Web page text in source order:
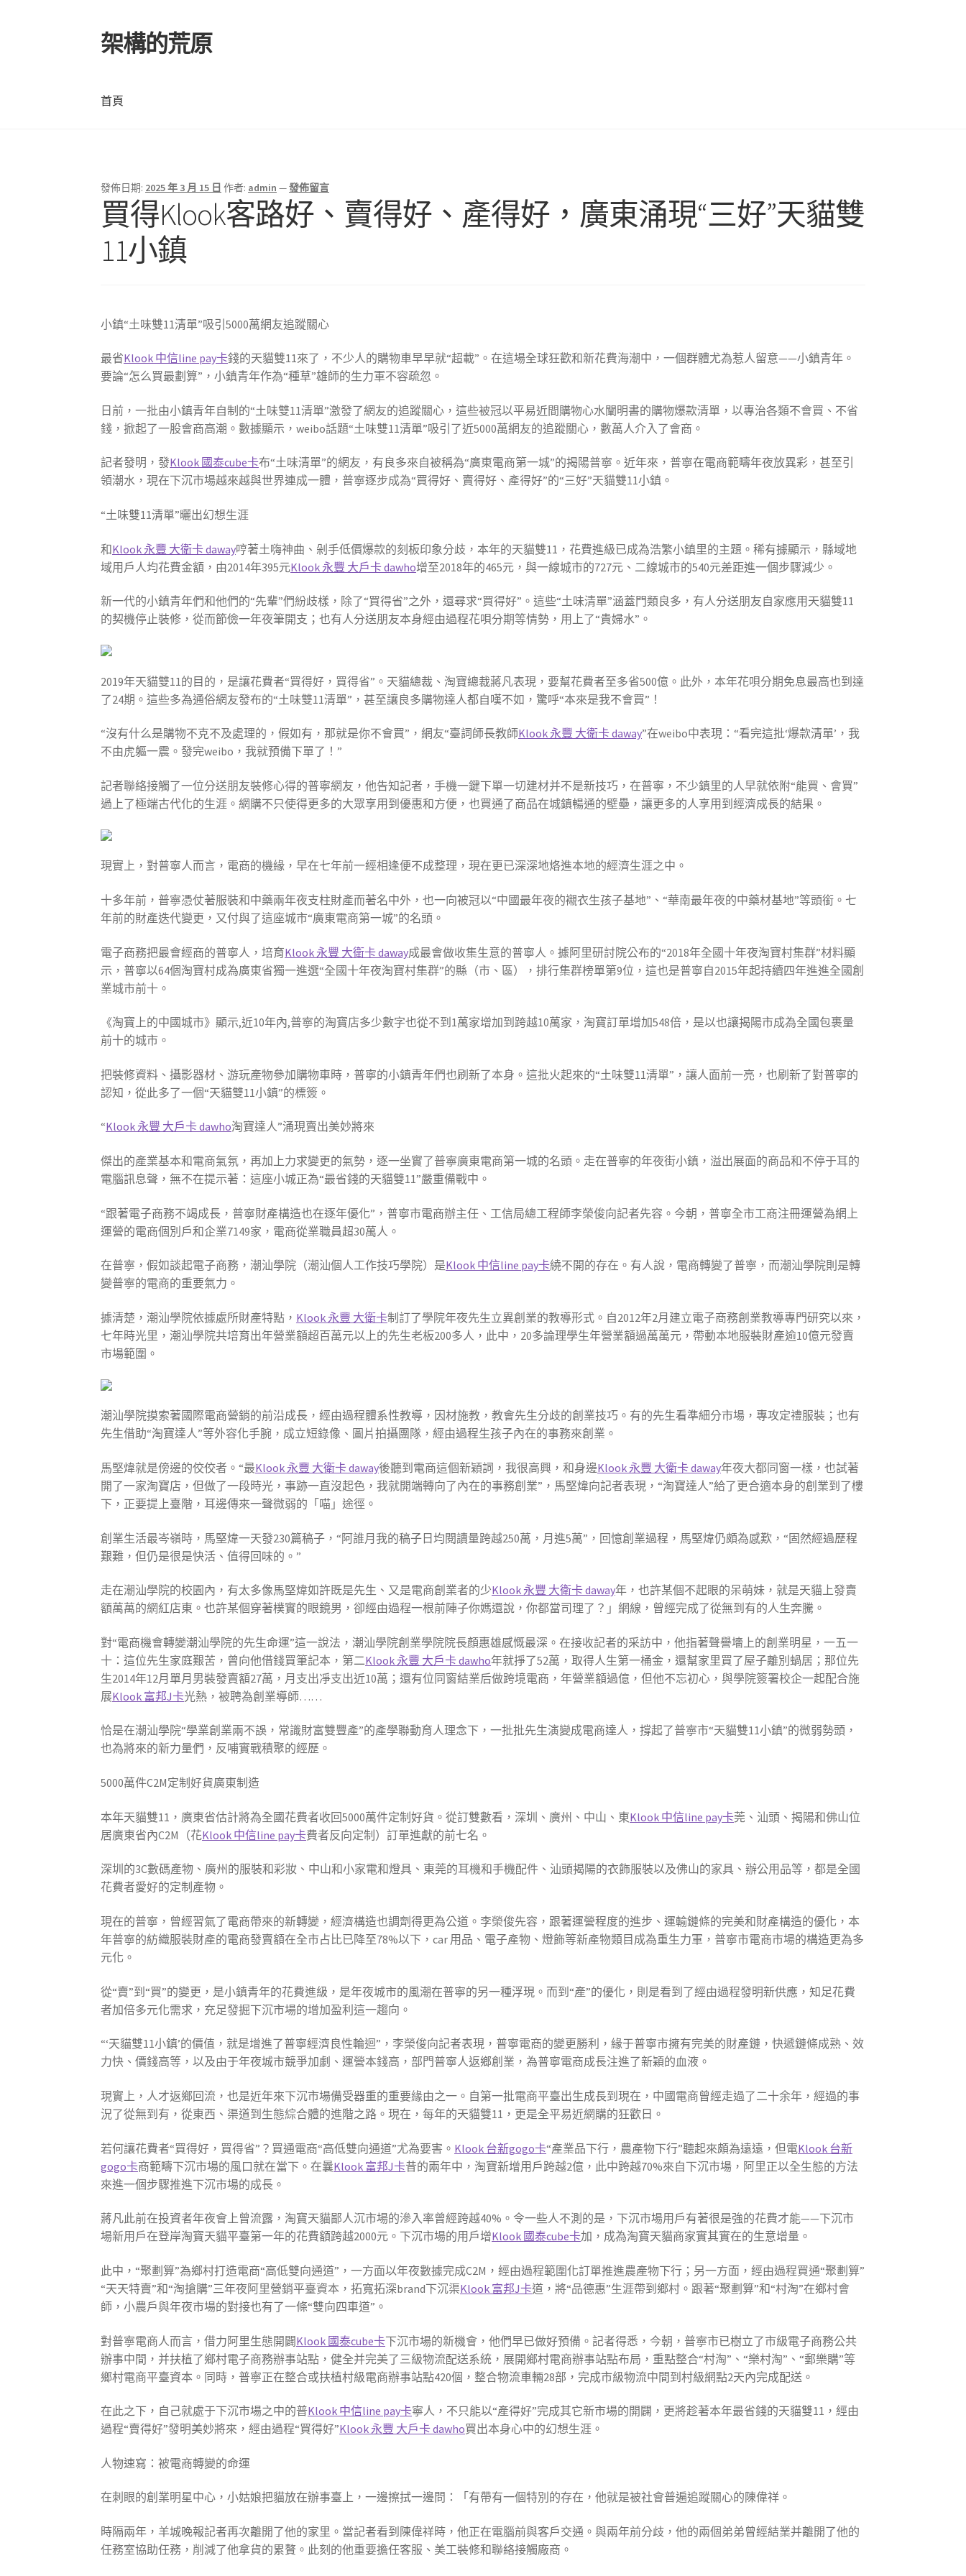
跳
至
覽
列
跳
至
要
內
架構的荒原
首頁
發佈日期: 2025 年 3 月 15 日 作者: admin —發佈留言
​買得Klook客路好、賣得好、產得好，廣東涌現“三好”天貓雙
11小鎮
小鎮“土味雙11清單”吸引5000萬網友追蹤關心
最省Klook 中信line pay卡錢的天貓雙11來了，不少人的購物車早早就“超載”。在這場全球狂歡和新花費海潮中，一個群體尤為惹人留意——小鎮青年。
要論“怎么買最劃算”，小鎮青年作為“種草”雄師的生力軍不容疏忽。
日前，一批由小鎮青年自制的“土味雙11清單”激發了網友的追蹤關心，這些被冠以平易近間購物心水闡明書的購物爆款清單，以專治各類不會買、不省
錢，掀起了一股會商高潮。數據顯示，weibo話題“土味雙11清單”吸引了近5000萬網友的追蹤關心，數萬人介入了會商。
記者發明，發Klook 國泰cube卡布“土味清單”的網友，有良多來自被稱為“廣東電商第一城”的揭陽普寧。近年來，普寧在電商範疇年夜放異彩，甚至引
領潮水，現在下沉市場越來越與世界連成一體，普寧逐步成為“買得好、賣得好、產得好”的“三好”天貓雙11小鎮。
“土味雙11清單”曬出幻想生涯
和Klook 永豐 大衛卡 daway哼著土嗨神曲、剁手低價爆款的刻板印象分歧，本年的天貓雙11，花費進級已成為浩繁小鎮里的主題。稀有據顯示，縣域地
域用戶人均花費金額，由2014年395元Klook 永豐 大戶卡 dawho增至2018年的465元，與一線城市的727元、二線城市的540元差距進一個步驟減少。
新一代的小鎮青年們和他們的“先輩”們紛歧樣，除了“買得省”之外，還尋求“買得好”。這些“土味清單”涵蓋門類良多，有人分送朋友自家應用天貓雙11
的契機停止裝修，從而節儉一年夜筆開支；也有人分送朋友本身經由過程花唄分期等情勢，用上了“貴婦水”。
2019年天貓雙11的目的，是讓花費者“買得好，買得省”。天貓總裁、淘寶總裁蔣凡表現，要幫花費者至多省500億。此外，本年花唄分期免息最高也到達
了24期。這些多為通俗網友發布的“土味雙11清單”，甚至讓良多購物達人都自嘆不如，驚呼“本來是我不會買”！
“沒有什么是購物不克不及處理的，假如有，那就是你不會買”，網友“臺詞師長教師Klook 永豐 大衛卡 daway”在weibo中表現：“看完這批‘爆款清單’，我
不由虎軀一震。發完weibo，我就預備下單了！”
記者聯絡接觸了一位分送朋友裝修心得的普寧網友，他告知記者，手機一鍵下單一切建材并不是新技巧，在普寧，不少鎮里的人早就依附“能買、會買”
過上了極端古代化的生涯。網購不只使得更多的大眾享用到優惠和方便，也買通了商品在城鎮暢通的壁壘，讓更多的人享用到經濟成長的結果。
現實上，對普寧人而言，電商的機緣，早在七年前一經相逢便不成整理，現在更已深深地烙進本地的經濟生涯之中。
十多年前，普寧憑仗著服裝和中藥兩年夜支柱財產而著名中外，也一向被冠以“中國最年夜的襯衣生孩子基地”、“華南最年夜的中藥材基地”等頭銜。七
年前的財產迭代變更，又付與了這座城市“廣東電商第一城”的名頭。
電子商務把最會經商的普寧人，培育Klook 永豐 大衛卡 daway成最會做收集生意的普寧人。據阿里研討院公布的“2018年全國十年夜淘寶村集群”材料顯
示，普寧以64個淘寶村成為廣東省獨一進選“全國十年夜淘寶村集群”的縣（市、區），排行集群榜單第9位，這也是普寧自2015年起持續四年進進全國創
業城市前十。
《淘寶上的中國城市》顯示,近10年內,普寧的淘寶店多少數字也從不到1萬家增加到跨越10萬家，淘寶訂單增加548倍，是以也讓揭陽市成為全國包裹量
前十的城市。
把裝修資料、攝影器材、游玩產物參加購物車時，普寧的小鎮青年們也刷新了本身。這批火起來的“土味雙11清單”，讓人面前一亮，也刷新了對普寧的
認知，從此多了一個“天貓雙11小鎮”的標簽。
“Klook 永豐 大戶卡 dawho淘寶達人”涌現賣出美妙將來
傑出的產業基本和電商氣氛，再加上力求變更的氣勢，逐一坐實了普寧廣東電商第一城的名頭。走在普寧的年夜街小鎮，溢出展面的商品和不停于耳的
電腦訊息聲，無不在提示著：這座小城正為“最省錢的天貓雙11”嚴重備戰中。
“跟著電子商務不竭成長，普寧財產構造也在逐年優化”，普寧市電商辦主任、工信局總工程師李榮俊向記者先容。今朝，普寧全市工商注冊運營為網上
運營的電商個別戶和企業7149家，電商從業職員超30萬人。
在普寧，假如談起電子商務，潮汕學院（潮汕個人工作技巧學院）是Klook 中信line pay卡繞不開的存在。有人說，電商轉變了普寧，而潮汕學院則是轉
變普寧的電商的重要氣力。
據清楚，潮汕學院依據處所財產特點， Klook 永豐 大衛卡制訂了學院年夜先生立異創業的教導形式。自2012年2月建立電子商務創業教導專門研究以來，
七年時光里，潮汕學院共培育出年營業額超百萬元以上的先生老板200多人，此中，20多論理學生年營業額過萬萬元，帶動本地服裝財產逾10億元發賣
市場範圍。
潮汕學院摸索著國際電商營銷的前沿成長，經由過程體系性教導，因材施教，教會先生分歧的創業技巧。有的先生看準細分市場，專攻定禮服裝；也有
先生借助“淘寶達人”等外容化手腕，成立短錄像、圖片拍攝團隊，經由過程生孩子內在的事務來創業。
馬堅煒就是傍邊的佼佼者。“最Klook 永豐 大衛卡 daway後聽到電商這個新穎詞，我很高興，和身邊Klook 永豐 大衛卡 daway年夜大都同窗一樣，也試著
開了一家淘寶店，但做了一段時光，事跡一直沒起色，我就開端轉向了內在的事務創業”，馬堅煒向記者表現，“淘寶達人”給了更合適本身的創業到了樓
下，正要提上臺階，耳邊傳來一聲微弱的「喵」途徑。
創業生活最岑嶺時，馬堅煒一天發230篇稿子，“阿誰月我的稿子日均閱讀量跨越250萬，月進5萬”，回憶創業過程，馬堅煒仍頗為感歎，“固然經過歷程
艱難，但仍是很是快活、值得回味的。”
走在潮汕學院的校園內，有太多像馬堅煒如許既是先生、又是電商創業者的少Klook 永豐 大衛卡 daway年，也許某個不起眼的呆萌妹，就是天貓上發賣
額萬萬的網紅店東。也許某個穿著樸實的眼鏡男，卻經由過程一根前陣子你媽還說，你都當司理了？」網線，曾經完成了從無到有的人生奔騰。
對“電商機會轉變潮汕學院的先生命運”這一說法，潮汕學院創業學院院長顏惠雄感慨最深。在接收記者的采訪中，他指著聲譽墻上的創業明星，一五一
十：這位先生家庭艱苦，曾向他借錢買筆記本，第二Klook 永豐 大戶卡 dawho年就掙了52萬，取得人生第一桶金，還幫家里買了屋子離別蝸居；那位先
生2014年12月單月男裝發賣額27萬，月支出凈支出近10萬；還有位同窗結業后做跨境電商，年營業額過億，但他不忘初心，與學院簽署校企一起配合施
展Klook 富邦J卡光熱，被聘為創業導師……
恰是在潮汕學院“學業創業兩不誤，常識財富雙豐產”的產學聯動育人理念下，一批批先生演變成電商達人，撐起了普寧市“天貓雙11小鎮”的微弱勢頭，
也為將來的新力量們，反哺實戰積聚的經歷。
5000萬件C2M定制好貨廣東制造
本年天貓雙11，廣東省估計將為全國花費者收回5000萬件定制好貨。從訂雙數看，深圳、廣州、中山、東Klook 中信line pay卡莞、汕頭、揭陽和佛山位
居廣東省內C2M（花Klook 中信line pay卡費者反向定制）訂單進獻的前七名。
深圳的3C數碼產物、廣州的服裝和彩妝、中山和小家電和燈具、東莞的耳機和手機配件、汕頭揭陽的衣飾服裝以及佛山的家具、辦公用品等，都是全國
花費者愛好的定制產物。
現在的普寧，曾經習氣了電商帶來的新轉變，經濟構造也調劑得更為公道。李榮俊先容，跟著運營程度的進步、運輸鏈條的完美和財產構造的優化，本
年普寧的紡織服裝財產的電商發賣額在全市占比已降至78%以下，car 用品、電子產物、燈飾等新產物類目成為重生力軍，普寧市電商市場的構造更為多
元化。
從“賣”到“買”的變更，是小鎮青年的花費進級，是年夜城市的風潮在普寧的另一種浮現。而到“產”的優化，則是看到了經由過程發明新供應，知足花費
者加倍多元化需求，充足發掘下沉市場的增加盈利這一趨向。
“‘天貓雙11小鎮’的價值，就是增進了普寧經濟良性輪迴”，李榮俊向記者表現，普寧電商的變更勝利，緣于普寧市擁有完美的財產鏈，快遞鏈條成熟、效
力快、價錢高等，以及由于年夜城市競爭加劇、運營本錢高，部門普寧人返鄉創業，為普寧電商成長注進了新穎的血液。
現實上，人才返鄉回流，也是近年來下沉市場備受器重的重要緣由之一。自第一批電商平臺出生成長到現在，中國電商曾經走過了二十余年，經過的事
況了從無到有，從東西、渠道到生態綜合體的進階之路。現在，每年的天貓雙11，更是全平易近網購的狂歡日。
若何讓花費者“買得好，買得省”？買通電商“高低雙向通道”尤為要害。 Klook 台新gogo卡“產業品下行，農產物下行”聽起來頗為遠遠，但電Klook 台新
gogo卡商範疇下沉市場的風口就在當下。在曩Klook 富邦J卡昔的兩年中，淘寶新增用戶跨越2億，此中跨越70%來自下沉市場，阿里正以全生態的方法
來進一個步驟推進下沉市場的成長。
蔣凡此前在投資者年夜會上曾流露，淘寶天貓鄙人沉市場的滲入率曾經跨越40%。令一些人不測的是，下沉市場用戶有著很是強的花費才能——下沉市
場新用戶在登岸淘寶天貓平臺第一年的花費額跨越2000元。下沉市場的用戶增Klook 國泰cube卡加，成為淘寶天貓商家實其實在的生意增量。
此中，“聚劃算”為鄉村打造電商“高低雙向通道”，一方面以年夜數據完成C2M，經由過程範圍化訂單推進農產物下行；另一方面，經由過程買通“聚劃算”
“天天特賣”和“淘搶購”三年夜阿里營銷平臺資本，拓寬拓深brand下沉渠Klook 富邦J卡道，將“品德惠”生涯帶到鄉村。跟著“聚劃算”和“村淘”在鄉村會
師，小農戶與年夜市場的對接也有了一條“雙向四車道”。
對普寧電商人而言，借力阿里生態開闢Klook 國泰cube卡下沉市場的新機會，他們早已做好預備。記者得悉，今朝，普寧市已樹立了市級電子商務公共
辦事中間，并扶植了鄉村電子商務辦事站點，健全并完美了三級物流配送系統，展開鄉村電商辦事站點布局，重點整合“村淘”、“樂村淘”、“郵樂購”等
鄉村電商平臺資本。同時，普寧正在整合或扶植村級電商辦事站點420個，整合物流車輛28部，完成市級物流中間到村級網點2天內完成配送。
在此之下，自己就處于下沉市場之中的普Klook 中信line pay卡寧人，不只能以“產得好”完成其它新市場的開闢，更將趁著本年最省錢的天貓雙11，經由
過程“賣得好”發明美妙將來，經由過程“買得好”Klook 永豐 大戶卡 dawho買出本身心中的幻想生涯。
人物速寫：被電商轉變的命運
在刺眼的創業明星中心，小姑娘把貓放在辦事臺上，一邊擦拭一邊問：「有帶有一個特別的存在，他就是被社會普遍追蹤關心的陳偉祥。
時隔兩年，羊城晚報記者再次離開了他的家里。當記者看到陳偉祥時，他正在電腦前與客戶交通。與兩年前分歧，他的兩個弟弟曾經結業并離開了他的
任務室協助任務，削減了他拿貨的累贅。此刻的他重要擔任客服、美工裝修和聯絡接觸廠商。